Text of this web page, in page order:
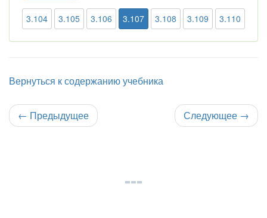
3.104 3.105 3.106 3.107 3.108 3.109 3.110
Вернуться к содержанию учебника
← Предыдущее Следующее →